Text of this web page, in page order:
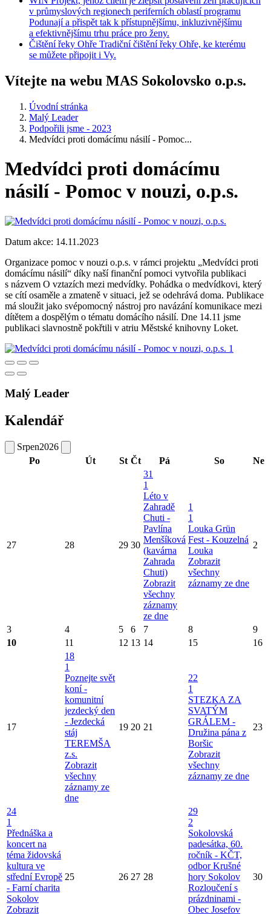
v průmyslových regionech periferních oblastí programu
Podunají a přispět tak k přístupnějšímu, inkluzivnějšímu
a efektivnějšímu trhu práce pro ženy.
Čištěnířeky Ohře Tradiční čištění řeky Ohře, ke kterému
se můžete připojit i Vy.
Vítejte na webu MAS Sokolovsko o.p.s.
Úvodní stránka
Malý Leader
Podpořili jsme - 2023
Medvídci proti domácímu násilí - Pomoc...
Medvídci proti domácímu
násilí - Pomoc v nouzi, o.p.s.
Datum akce: 14.11.2023
Organizace pomoc v nouzi o.p.s. v rámci projektu „Medvídci proti
domácímu násilí“ díky naší finanční pomoci vytvořila publikaci
s názvem O vztazích mezi medvídky. Pohádka o medvídkovi, který
se cítí osaměle a zmateně v situaci, jež se odehrává doma. Publikace
má sloužit jako svépomocný nástroj pro navázání komunikace mezi
dítětem a dospělým o tématu domácího násilí. Dne 14.11 jsme
publikaci slavnostně pokřtili v atriu Městské knihovny Loket.
Malý Leader
Kalendář
Srpen2026
Po
Út St Čt Pá So Ne
27 28 29 30
31
1
Léto v
Zahradě
Chuti -
Pavlína
Menšíková
(kavárna
Zahrada
Chuti)
Zobrazit
všechny
záznamy
ze dne
1
1
Louka Grün
Fest - Kouzelná
Louka
Zobrazit
všechny
záznamy ze dne
2
3 4 5 6 7 8
9
10
11 12 13 14 15 16
17
18
1
Poznejte svět
koní -
komunitní
jezdecký den
- Jezdecká
stáj
TEREMŠA
z.s.
Zobrazit
všechny
záznamy ze
dne
19 20 21
22
1
STEZKA ZA
SVATÝM
GRÁLEM -
Družina pána z
Boršic
Zobrazit
všechny
záznamy ze dne
23
24
1
Přednáška a
koncert na
téma židovská
kultura ve
střední Evropě
- Farní charita
Sokolov
Zobrazit
25 26 27 28
29
2
Sokolovská
padesátka, 60.
ročník - KČT,
odbor Krušné
hory Sokolov
Rozloučení s
prázdninami -
Obec Josefov
30